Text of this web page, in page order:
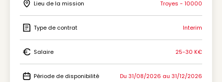
Icon Lieu de la mission
Lieu de la mission Troyes - 10000
Icon Type de contrat
Type de contrat Interim
Icon Salaire
Salaire 25-30 K€
Période de disponibilité Du 31/08/2026 au 31/12/2026